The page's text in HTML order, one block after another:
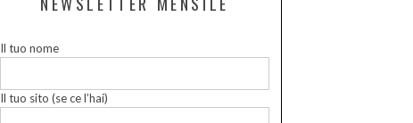
Il tuo nome
Il tuo sito (se ce l’hai)